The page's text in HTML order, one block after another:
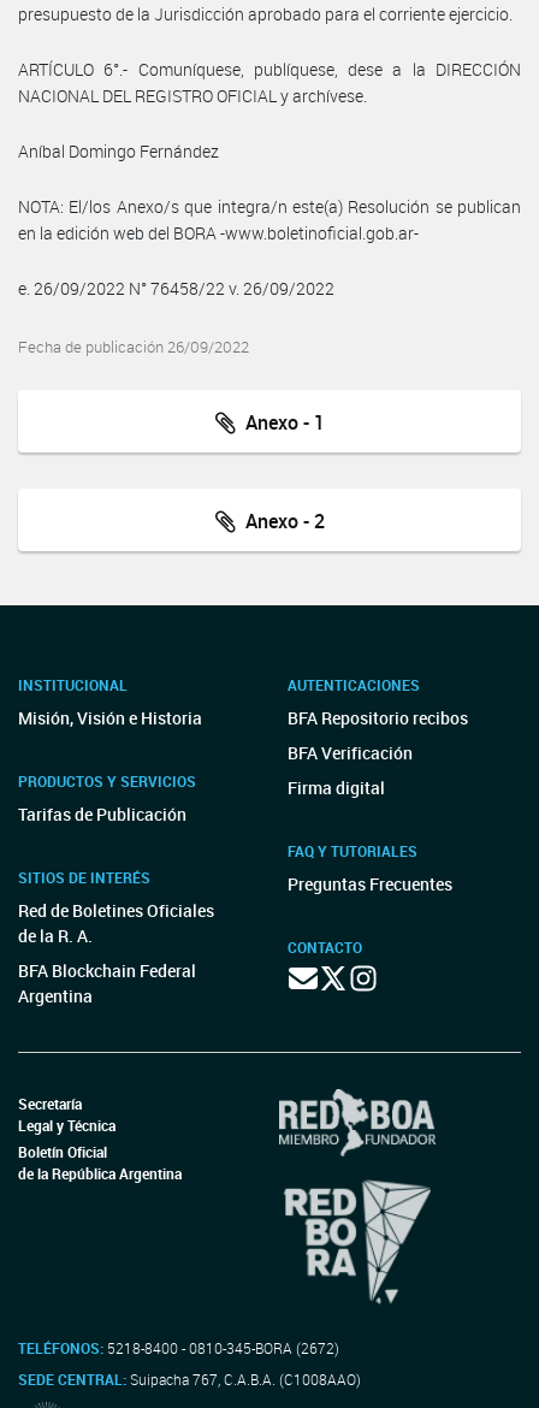
presupuesto de la Jurisdicción aprobado para el corriente ejercicio.
ARTÍCULO 6°.- Comuníquese, publíquese, dese a la DIRECCIÓN
NACIONAL DEL REGISTRO OFICIAL y archívese.
Aníbal Domingo Fernández
NOTA: El/los Anexo/s que integra/n este(a) Resolución se publican
en la edición web del BORA -www.boletinoficial.gob.ar-
e. 26/09/2022 N° 76458/22 v. 26/09/2022
Fecha de publicación 26/09/2022
Anexo - 1
Anexo - 2
INSTITUCIONAL
Misión, Visión e Historia
PRODUCTOS Y SERVICIOS
Tarifas de Publicación
SITIOS DE INTERÉS
Red de Boletines Oficiales
de la R. A.
BFA Blockchain Federal
Argentina
AUTENTICACIONES
BFA Repositorio recibos
BFA Verificación
Firma digital
FAQ Y TUTORIALES
Preguntas Frecuentes
CONTACTO
Secretaría
Legal y Técnica
Boletín Oficial
de la República Argentina
TELÉFONOS: 5218-8400 - 0810-345-BORA (2672)
SEDE CENTRAL:Suipacha 767, C.A.B.A. (C1008AAO)